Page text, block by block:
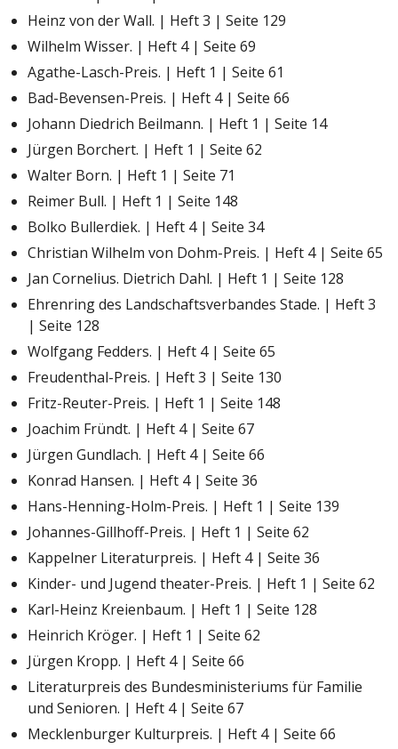
Heinz von der Wall. | Heft 3 | Seite 129
Wilhelm Wisser. | Heft 4 | Seite 69
Agathe-Lasch-Preis. | Heft 1 | Seite 61
Bad-Bevensen-Preis. | Heft 4 | Seite 66
Johann Diedrich Beilmann. | Heft 1 | Seite 14
Jürgen Borchert. | Heft 1 | Seite 62
Walter Born. | Heft 1 | Seite 71
Reimer Bull. | Heft 1 | Seite 148
Bolko Bullerdiek. | Heft 4 | Seite 34
Christian Wilhelm von Dohm-Preis. | Heft 4 | Seite 65
Jan Cornelius. Dietrich Dahl. | Heft 1 | Seite 128
Ehrenring des Landschaftsverbandes Stade. | Heft 3
| Seite 128
Wolfgang Fedders. | Heft 4 | Seite 65
Freudenthal-Preis. | Heft 3 | Seite 130
Fritz-Reuter-Preis. | Heft 1 | Seite 148
Joachim Fründt. | Heft 4 | Seite 67
Jürgen Gundlach. | Heft 4 | Seite 66
Konrad Hansen. | Heft 4 | Seite 36
Hans-Henning-Holm-Preis. | Heft 1 | Seite 139
Johannes-Gillhoff-Preis. | Heft 1 | Seite 62
Kappelner Literaturpreis. | Heft 4 | Seite 36
Kinder- und Jugend theater-Preis. | Heft 1 | Seite 62
Karl-Heinz Kreienbaum. | Heft 1 | Seite 128
Heinrich Kröger. | Heft 1 | Seite 62
Jürgen Kropp. | Heft 4 | Seite 66
Literaturpreis des Bundesministeriums für Familie
und Senioren. | Heft 4 | Seite 67
Mecklenburger Kulturpreis. | Heft 4 | Seite 66